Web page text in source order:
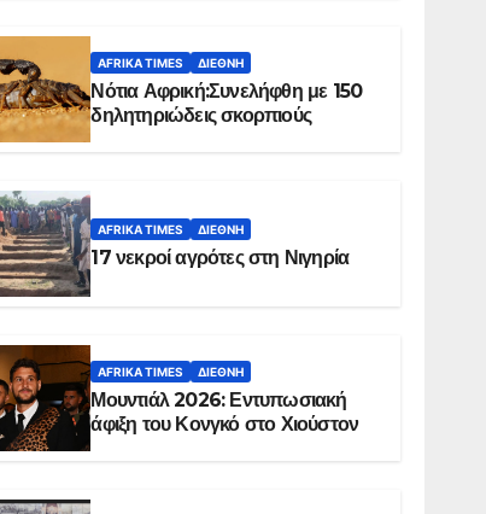
AFRIKA TIMES ΔΙΕΘΝΉ
Νότια Αφρική:Συνελήφθη με 150
δηλητηριώδεις σκορπιούς
AFRIKA TIMES ΔΙΕΘΝΉ
17 νεκροί αγρότες στη Νιγηρία
AFRIKA TIMES ΔΙΕΘΝΉ
Μουντιάλ 2026: Εντυπωσιακή
άφιξη του Κονγκό στο Χιούστον